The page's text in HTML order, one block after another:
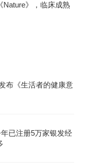
Nature》，临床成熟
布《生活者的健康意
已注册5万家银发经